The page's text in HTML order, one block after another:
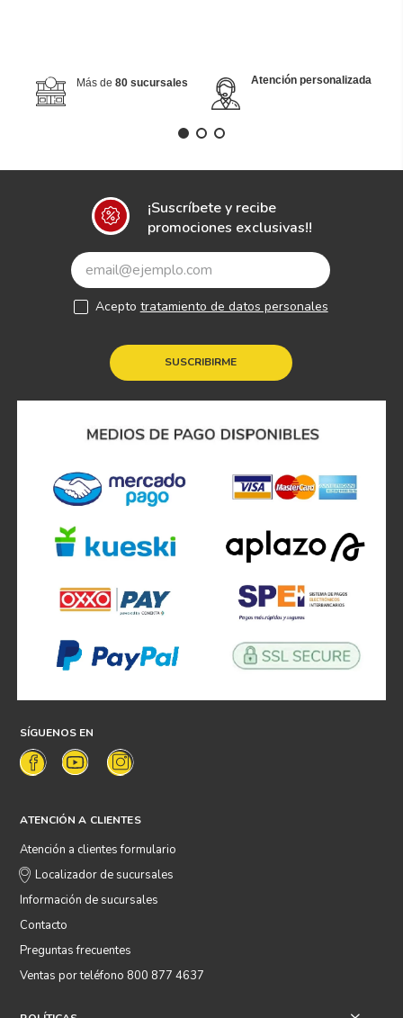
Más de 80 sucursales Atención personalizada
¡Suscríbete y recibe
promociones exclusivas!!
SUSCRIBIRME
Acepto tratamiento de datos personales
SÍGUENOS EN
ATENCIÓN A CLIENTES
Atención a clientes formulario
Localizador de sucursales
Información de sucursales
Contacto
Preguntas frecuentes
Ventas por teléfono 800 877 4637